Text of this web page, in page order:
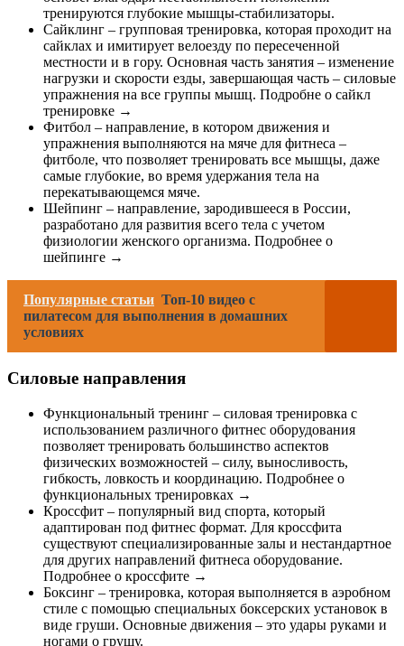
тренируются глубокие мышцы-стабилизаторы.
Сайклинг – групповая тренировка, которая проходит на
сайклах и имитирует велоезду по пересеченной
местности и в гору. Основная часть занятия – изменение
нагрузки и скорости езды, завершающая часть – силовые
упражнения на все группы мышц. Подробне о сайкл
тренировке →
Фитбол – направление, в котором движения и
упражнения выполняются на мяче для фитнеса –
фитболе, что позволяет тренировать все мышцы, даже
самые глубокие, во время удержания тела на
перекатывающемся мяче.
Шейпинг – направление, зародившееся в России,
разработано для развития всего тела с учетом
физиологии женского организма. Подробнее о
шейпинге →
Популярные статьи Топ-10 видео с
пилатесом для выполнения в домашних
условиях
Силовые направления
Функциональный тренинг – силовая тренировка с
использованием различного фитнес оборудования
позволяет тренировать большинство аспектов
физических возможностей – силу, выносливость,
гибкость, ловкость и координацию. Подробнее о
функциональных тренировках →
Кроссфит – популярный вид спорта, который
адаптирован под фитнес формат. Для кроссфита
существуют специализированные залы и нестандартное
для других направлений фитнеса оборудование.
Подробнее о кроссфите →
Боксинг – тренировка, которая выполняется в аэробном
стиле с помощью специальных боксерских установок в
виде груши. Основные движения – это удары руками и
ногами о грушу.